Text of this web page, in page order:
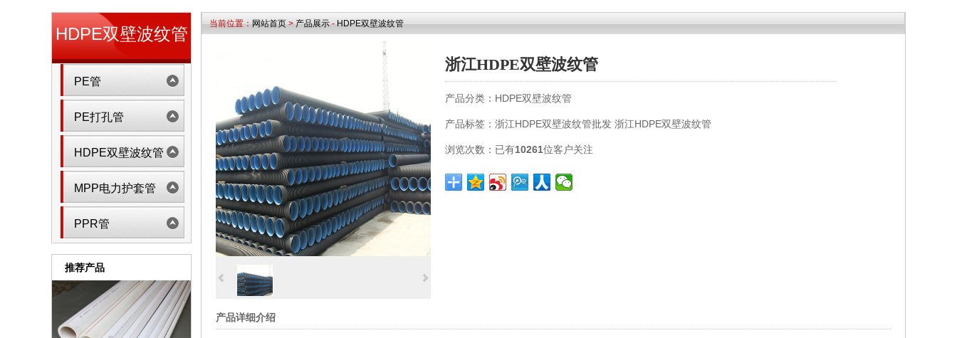
当前位置：网站首页>产品展示-HDPE双壁波纹管
浙江HDPE双壁波纹管
产品分类： HDPE双壁波纹管
产品标签： 浙江HDPE双壁波纹管批发 浙江HDPE双壁波纹管
浏览次数： 已有10261位客户关注
产品详细介绍
HDPE双壁波纹管
PE管
PE打孔管
HDPE双壁波纹管
MPP电力护套管
PPR管
推荐产品